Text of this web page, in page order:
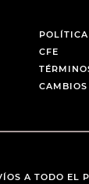
CFE
A TODO EL